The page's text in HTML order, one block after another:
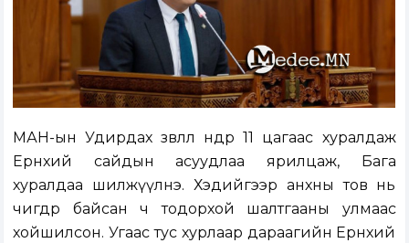
МАН-ын Удирдах зөвлөл өнөөдөр 11 цагаас хуралдаж
Ерөнхий сайдын асуудлаа ярилцаж, Бага
хуралдаа шилжүүлнэ. Хэдийгээр анхны тов нь
өчигдөр байсан ч тодорхой шалтгааны улмаас
хойшилсон. Угаас тус хурлаар дараагийн Ерөнхий